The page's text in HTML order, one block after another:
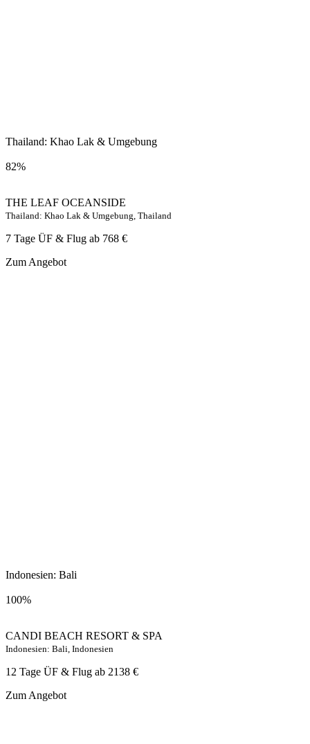
Thailand: Khao Lak & Umgebung
82%
THE LEAF OCEANSIDE
Thailand: Khao Lak & Umgebung, Thailand
7 Tage ÜF & Flug ab 768 €
Zum Angebot
Indonesien: Bali
100%
CANDI BEACH RESORT & SPA
Indonesien: Bali, Indonesien
12 Tage ÜF & Flug ab 2138 €
Zum Angebot